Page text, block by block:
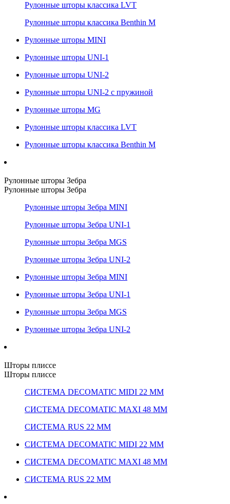
Рулонные шторы классика LVT
Рулонные шторы классика Benthin M
Рулонные шторы MINI
Рулонные шторы UNI-1
Рулонные шторы UNI-2
Рулонные шторы UNI-2 с пружиной
Рулонные шторы MG
Рулонные шторы классика LVT
Рулонные шторы классика Benthin M
Рулонные шторы Зебра
Рулонные шторы Зебра
Рулонные шторы Зебра MINI
Рулонные шторы Зебра UNI-1
Рулонные шторы Зебра MGS
Рулонные шторы Зебра UNI-2
Рулонные шторы Зебра MINI
Рулонные шторы Зебра UNI-1
Рулонные шторы Зебра MGS
Рулонные шторы Зебра UNI-2
Шторы плиссе
Шторы плиссе
СИСТЕМА DECOMATIC MIDI 22 ММ
СИСТЕМА DECOMATIC MAXI 48 ММ
СИСТЕМА RUS 22 ММ
СИСТЕМА DECOMATIC MIDI 22 ММ
СИСТЕМА DECOMATIC MAXI 48 ММ
СИСТЕМА RUS 22 ММ